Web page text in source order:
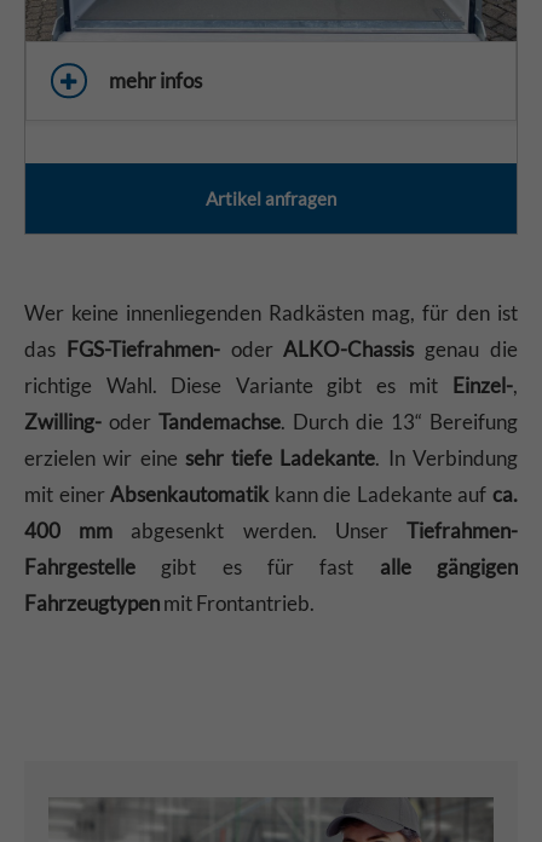
mehr infos
Artikel anfragen
Wer keine innenliegenden Radkästen mag, für den ist
das FGS-Tiefrahmen-oderALKO-Chassis genau die
richtige Wahl. Diese Variante gibt es mit Einzel-,
Zwilling- oder Tandemachse. Durch die 13“ Bereifung
erzielen wir eine sehr tiefe Ladekante. In Verbindung
mit einerAbsenkautomatik kann die Ladekante aufca.
400 mm abgesenkt werden. UnserTiefrahmen-
Fahrgestelle gibt es für fast alle gängigen
Fahrzeugtypenmit Frontantrieb.